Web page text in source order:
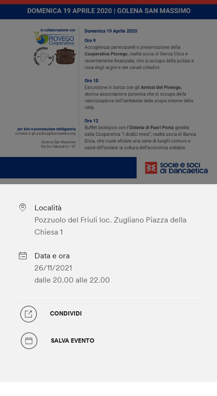
Località
Pozzuolo del Friuli loc. Zugliano Piazza della
Chiesa 1
Data e ora
26/11/2021
dalle 20.00 alle 22.00
CONDIVIDI
SALVA EVENTO